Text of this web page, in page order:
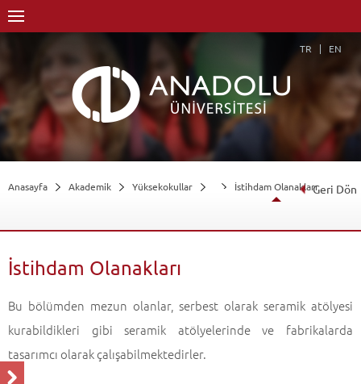
TR EN
Anasayfa Akademik Yüksekokullar İstihdam OlanaklarıGeri Dön
İstihdam Olanakları
Bu bölümden mezun olanlar, serbest olarak seramik atölyesi
kurabildikleri gibi seramik atölyelerinde ve fabrikalarda
tasarımcı olarak çalışabilmektedirler.